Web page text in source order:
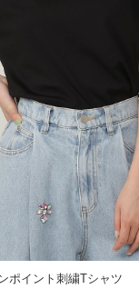
ポイント刺繍Tシャツ